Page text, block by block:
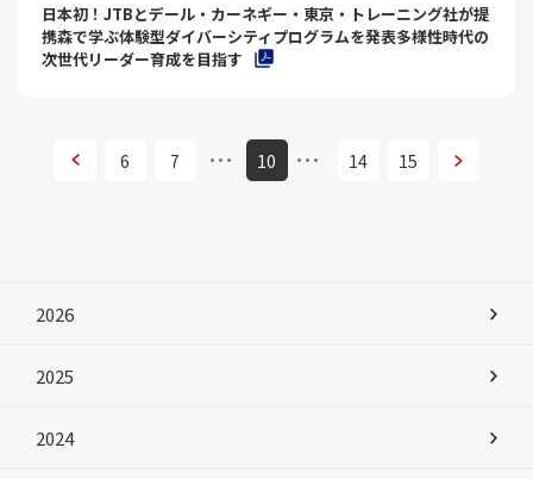
日本初！JTBとデール・カーネギー・東京・トレーニング社が提
携森で学ぶ体験型ダイバーシティプログラムを発表多様性時代の
次世代リーダー育成を目指す
次へ
6 7 10 14 15
2026
2025
2024